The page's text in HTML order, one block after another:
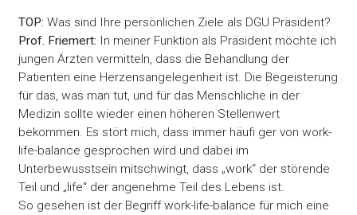
TOP: Was sind Ihre persönlichen Ziele als DGU Präsident?
Prof. Friemert: In meiner Funktion als Präsident möchte ich
jungen Ärzten vermitteln, dass die Behandlung der
Patienten eine Herzensangelegenheit ist. Die Begeisterung
für das, was man tut, und für das Menschliche in der
Medizin sollte wieder einen höheren Stellenwert
bekommen. Es stört mich, dass immer häufi ger von work-
life-balance gesprochen wird und dabei im
Unterbewusstsein mitschwingt, dass „work“ der störende
Teil und „life“ der angenehme Teil des Lebens ist.
So gesehen ist der Begriff work-life-balance für mich eine